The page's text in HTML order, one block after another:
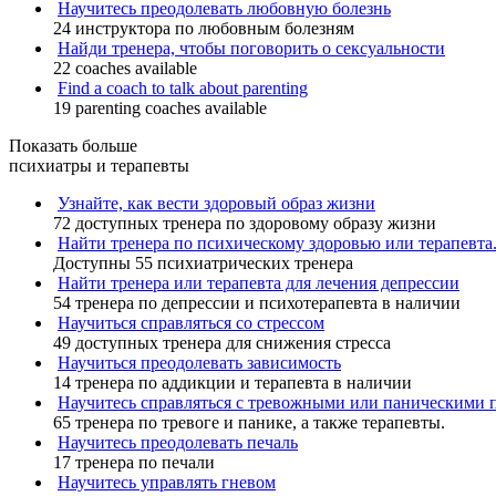
Научитесь преодолевать любовную болезнь
24 инструктора по любовным болезням
Найди тренера, чтобы поговорить о сексуальности
22 coaches available
Find a coach to talk about parenting
19 parenting coaches available
Показать больше
психиатры и терапевты
Узнайте, как вести здоровый образ жизни
72 доступных тренера по здоровому образу жизни
Найти тренера по психическому здоровью или терапевта.
Доступны 55 психиатрических тренера
Найти тренера или терапевта для лечения депрессии
54 тренера по депрессии и психотерапевта в наличии
Научиться справляться со стрессом
49 доступных тренера для снижения стресса
Научиться преодолевать зависимость
14 тренера по аддикции и терапевта в наличии
Научитесь справляться с тревожными или паническими
65 тренера по тревоге и панике, а также терапевты.
Научитесь преодолевать печаль
17 тренера по печали
Научитесь управлять гневом